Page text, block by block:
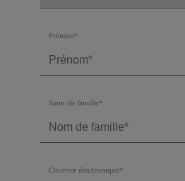
Prénom*
Nom de famille*
Courrier électronique*